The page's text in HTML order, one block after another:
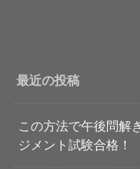
最近の投稿
この方法で午後問解
ジメント試験合格！